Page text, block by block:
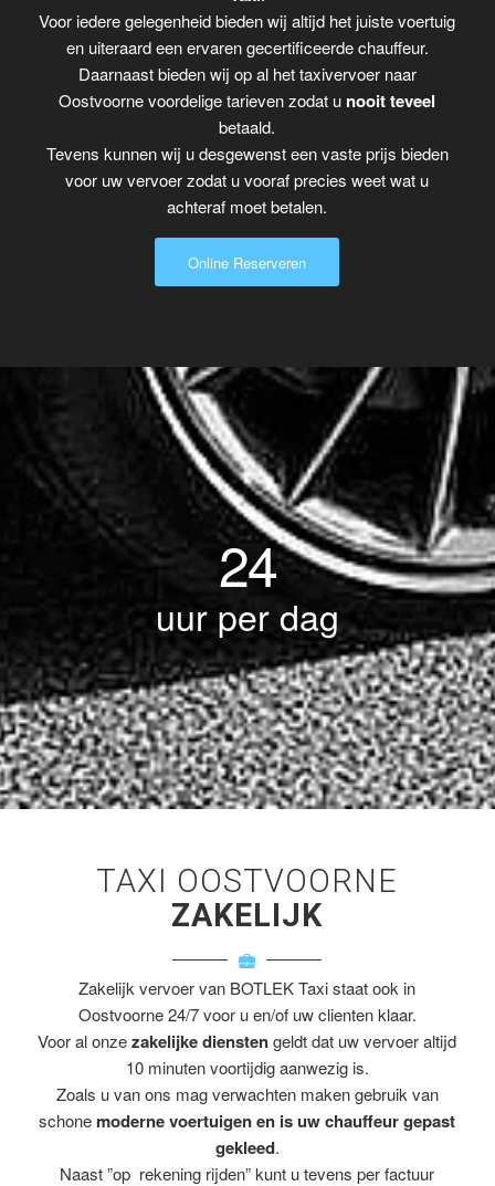
Voor iedere gelegenheid bieden wij altijd het juiste voertuig
en uiteraard een ervaren gecertificeerde chauffeur.
Daarnaast bieden wij op al het taxivervoer naar
Oostvoorne voordelige tarieven zodat u nooit teveel
betaald.
Tevens kunnen wij u desgewenst een vaste prijs bieden
voor uw vervoer zodat u vooraf precies weet wat u
achteraf moet betalen.
Online Reserveren
24
uur per dag
TAXI OOSTVOORNE
ZAKELIJK
Zakelijk vervoer van BOTLEK Taxi staat ook in
Oostvoorne 24/7 voor u en/of uw clienten klaar.
Voor al onzezakelijke dienstengeldt dat uw vervoer altijd
10 minuten voortijdig aanwezig is.
Zoals u van ons mag verwachten maken gebruik van
schone moderne voertuigen en is uw chauffeur gepast
gekleed.
Naast ”op rekening rijden” kunt u tevens per factuur